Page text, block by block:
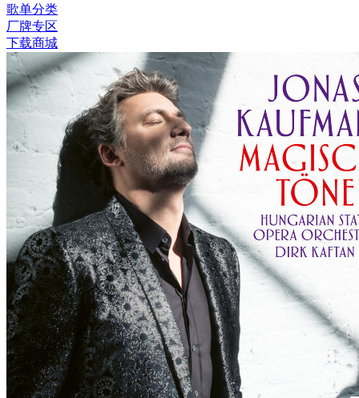
歌单分类
厂牌专区
下载商城